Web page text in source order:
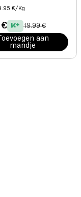
€/Kg
€ 19.99 €
Toevoegen aan
mandje